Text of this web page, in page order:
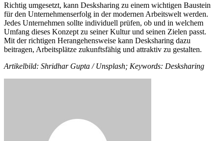
Richtig umgesetzt, kann Desksharing zu einem wichtigen Baustein
für den Unternehmenserfolg in der modernen Arbeitswelt werden.
Jedes Unternehmen sollte individuell prüfen, ob und in welchem
Umfang dieses Konzept zu seiner Kultur und seinen Zielen passt.
Mit der richtigen Herangehensweise kann Desksharing dazu
beitragen, Arbeitsplätze zukunftsfähig und attraktiv zu gestalten.
Artikelbild: Shridhar Gupta / Unsplash; Keywords: Desksharing